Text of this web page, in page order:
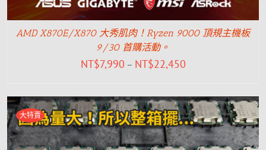
AMD X870E/X870 大秀肌肉！Ryzen 9000 頂規主機板
9/30 首購活動。
NT$7,990 – NT$22,450
大特賣